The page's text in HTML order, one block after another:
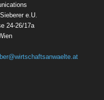
e.U.
24-26/17a